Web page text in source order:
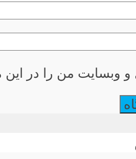
و وبسایت من را در